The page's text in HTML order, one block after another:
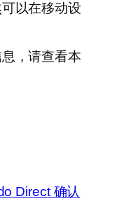
以在移动设
，请查看本
Direct 确认